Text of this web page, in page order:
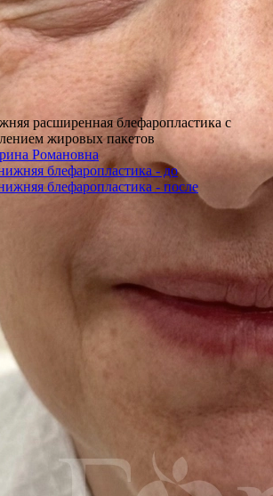
расширенная блефаропластика с
жировых пакетов
Романовна